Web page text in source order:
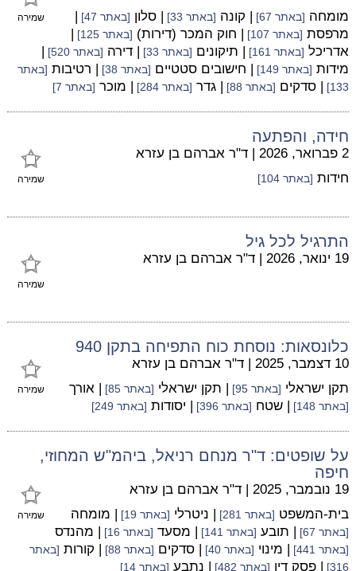
שמירה
מומחה [באתר 67] | קונה [באתר 33] | סלון [באתר 47]
|
מרפסת [באתר 107] | חוק המכר (דירות) [באתר 125]
|
אדריכל [באתר 161] | תיקונים [באתר 33] | דירה [באתר 520]
|
מידות [באתר 149] | חישובים סטטיים [באתר 38] | רטיבות [באתר
133]
| סדקים [באתר 88] | גדר [באתר 284] | מוכר [באתר 7]
חידה, והפתעה
שמירה
2 פברואר, 2026 | ד"ר אברהם בן עזרא
חידות [באתר 104]
התרגיל לכל גיל
שמירה
19 ינואר, 2026 | ד"ר אברהם בן עזרא
כלונסאות: נוסחת כוח התפיחה בתקן 940
שמירה
10 דצמבר, 2025 | ד"ר אברהם בן עזרא
תקן ישראלי [באתר 95] | תקן ישראלי [באתר 85] | אורך
[באתר 148] | שטח [באתר 396] | יסודות [באתר 249]
על שופטים: ד"ר מנחם רניאל, ביהמ"ש המחוזי,
חיפה
שמירה
19 נובמבר, 2025 | ד"ר אברהם בן עזרא
בית-המשפט [באתר 281] | ניטרלי [באתר 19] | מומחה
[באתר 67] | תובע [באתר 141] | מסעד [באתר 16] | מהנדס
[באתר 441] | מינוי [באתר 40] | סדקים [באתר 88] | קורות [באתר
316]
| פסק דין [באתר 482] | נתבע [באתר 14]